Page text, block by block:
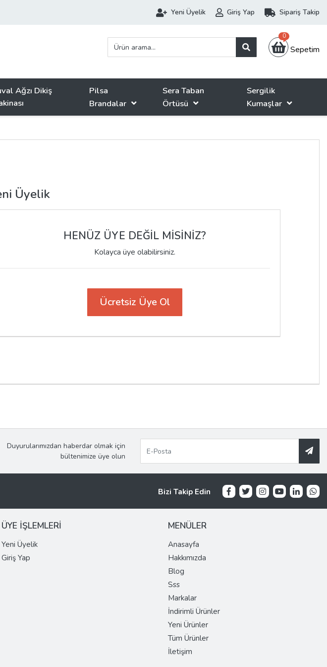
Yeni Üyelik Giriş Yap Sipariş Takip
0
Sepetim
Ağzı Dikiş
Pilsa
Brandalar
Sera Taban
Örtüsü
Sergilik
Kumaşlar
Üyelik
HENÜZ ÜYE DEĞİL MİSİNİZ?
Kolayca üye olabilirsiniz.
Ücretsiz Üye Ol
Duyurularımızdan haberdar olmak için
bültenimize üye olun
Bizi Takip Edin
ÜYE İŞLEMLERİ
Yeni Üyelik
Giriş Yap
MENÜLER
Anasayfa
Hakkımızda
Blog
Sss
Markalar
İndirimli Ürünler
Yeni Ürünler
Tüm Ürünler
İletişim